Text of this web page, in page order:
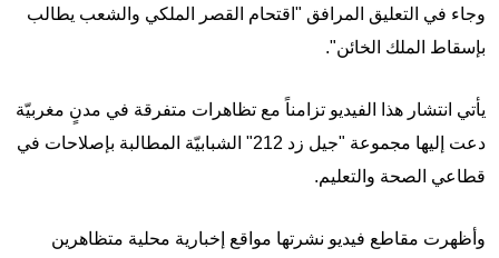
وجاء في التعليق المرافق "اقتحام القصر الملكي والشعب يطالب
بإسقاط الملك الخائن".
يأتي انتشار هذا الفيديو تزامناً مع تظاهرات متفرقة في مدنٍ مغربيّة
دعت إليها مجموعة "جيل زد 212" الشبابيّة المطالبة بإصلاحات في
قطاعي الصحة والتعليم.
وأظهرت مقاطع فيديو نشرتها مواقع إخبارية محلية متظاهرين